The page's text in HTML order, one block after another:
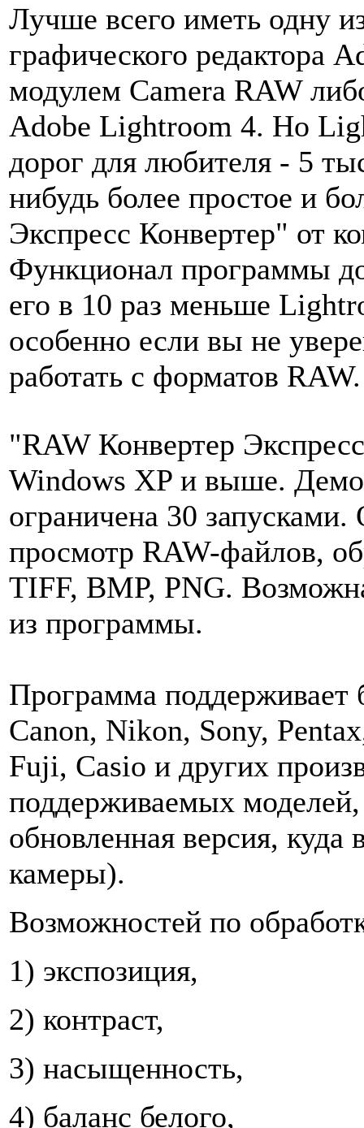
Лучше всего иметь одну
графического редактора
модулем Camera RAW
Adobe Lightroom 4. Но
дорог для любителя - 5
нибудь более простое и
Экспресс Конвертер" от
Функционал программы
его в 10 раз меньше
особенно если вы не
работать с форматов RAW.
"RAW Конвертер
Windows XP и выше.
ограничена 30
просмотр RAW-файлов,
TIFF, BMP, PNG.
из программы.
Программа поддерживает
Canon, Nikon, Sony,
Fuji, Casio и других
поддерживаемых
обновленная версия,
камеры).
Возможностей по
1) экспозиция,
2) контраст,
3) насыщенность,
4) баланс белого,